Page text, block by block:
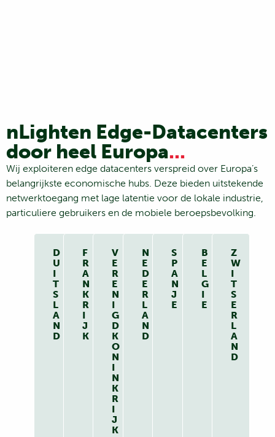
nLighten Edge-Datacenters
door heel Europa...
Wij exploiteren edge datacenters verspreid over Europa’s
belangrijkste economische hubs. Deze bieden uitstekende
netwerktoegang met lage latentie voor de lokale industrie,
particuliere gebruikers en de mobiele beroepsbevolking.
D
U
I
T
S
L
A
N
D
F
R
A
N
K
R
I
J
K
V
E
R
E
N
I
G
D
K
O
N
I
N
K
R
I
J
K
N
E
D
E
R
L
A
N
D
S
P
A
N
J
E
B
E
L
G
I
E
Z
W
I
T
S
E
R
L
A
N
D